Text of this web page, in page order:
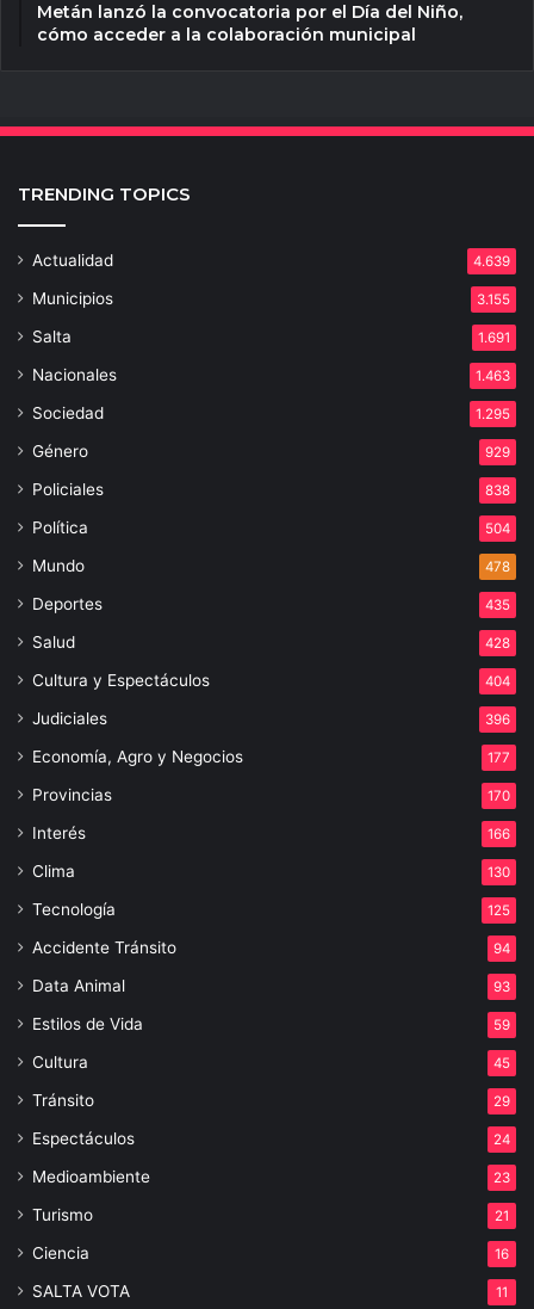
Metán lanzó la convocatoria por el Día del Niño,
cómo acceder a la colaboración municipal
TRENDING TOPICS
Actualidad 4.639
Municipios 3.155
Salta 1.691
Nacionales 1.463
Sociedad 1.295
Género 929
Policiales 838
Política 504
Mundo 478
Deportes 435
Salud 428
Cultura y Espectáculos 404
Judiciales 396
Economía, Agro y Negocios 177
Provincias 170
Interés 166
Clima 130
Tecnología 125
Accidente Tránsito 94
Data Animal 93
Estilos de Vida 59
Cultura 45
Tránsito 29
Espectáculos 24
Medioambiente 23
Turismo 21
Ciencia 16
SALTA VOTA 11